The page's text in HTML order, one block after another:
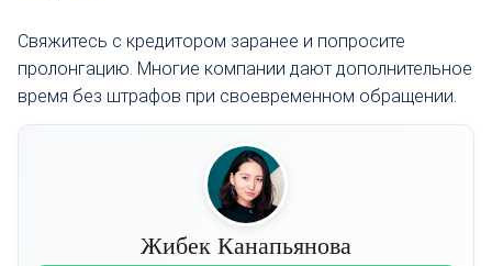
Свяжитесь с кредитором заранее и попросите
пролонгацию. Многие компании дают дополнительное
время без штрафов при своевременном обращении.
Жибек Канапьянова